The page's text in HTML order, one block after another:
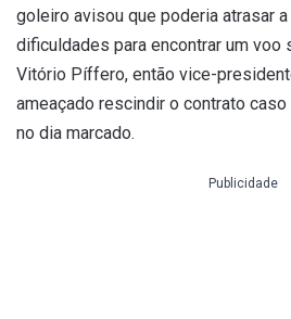
goleiro avisou que poderia atrasar
dificuldades para encontrar um voo
Vitório Píffero, então vice-
ameaçado rescindir o contrato
no dia marcado.
Publicidade